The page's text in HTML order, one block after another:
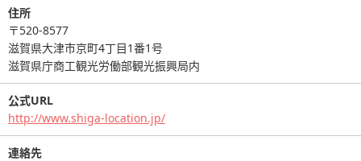
住所
〒520-8577
滋賀県大津市京町4丁目1番1号
滋賀県庁商工観光労働部観光振興局内
公式URL
http://www.shiga-location.jp/
連絡先